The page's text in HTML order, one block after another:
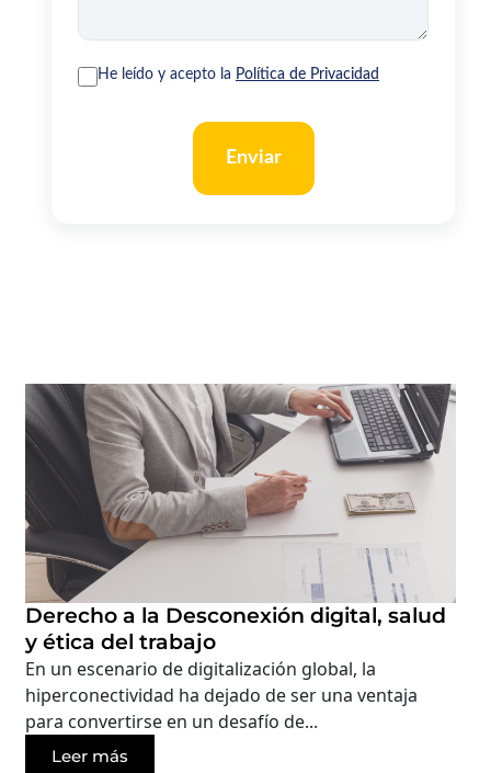
He leído y acepto la Política de Privacidad
Enviar
Derecho a la Desconexión digital, salud
y ética del trabajo
En un escenario de digitalización global, la
hiperconectividad ha dejado de ser una ventaja
para convertirse en un desafío de...
Leer más